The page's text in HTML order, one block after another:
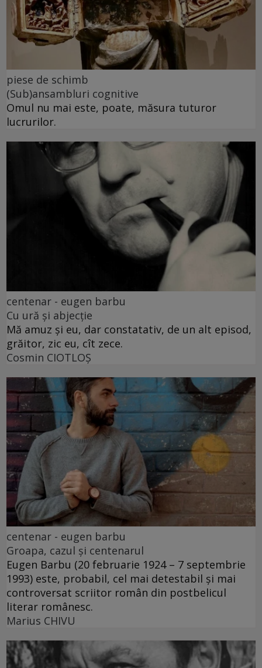
piese de schimb
(Sub)ansambluri cognitive
Omul nu mai este, poate, măsura tuturor
lucrurilor.
centenar - eugen barbu
Cu ură și abjecție
Mă amuz și eu, dar constatativ, de un alt episod,
grăitor, zic eu, cît zece.
Cosmin CIOTLOŞ
centenar - eugen barbu
Groapa, cazul și centenarul
Eugen Barbu (20 februarie 1924 – 7 septembrie
1993) este, probabil, cel mai detestabil și mai
controversat scriitor român din postbelicul
literar românesc.
Marius CHIVU